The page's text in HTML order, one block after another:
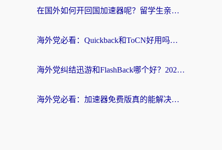
在国外如何开回国加速器呢？留学生亲测的无缝访问国内资源指南
海外党必看：Quickback和ToCN好用吗？3分钟选对回国加速器的实用指南
海外党纠结迅游和FlashBack哪个好？2026实用指南教你选对回国加速器
海外党必看：加速器免费版真的能解决回国访问难题吗？附实用选择指南